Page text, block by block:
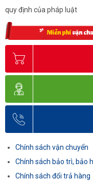
quy định của pháp luật
Chính sách vận chuyển
Chính sách bảo trì, bảo
Chính sách đổi trả hàng